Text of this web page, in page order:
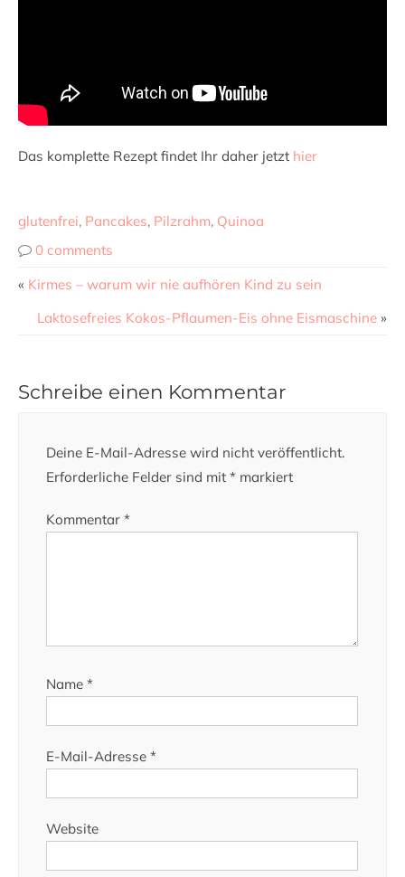
Das komplette Rezept findet Ihr daher jetzt hier
glutenfrei, Pancakes, Pilzrahm, Quinoa
0 comments
« Kirmes – warum wir nie aufhören Kind zu sein
Laktosefreies Kokos-Pflaumen-Eis ohne Eismaschine »
Schreibe einen Kommentar
Deine E-Mail-Adresse wird nicht veröffentlicht.
Erforderliche Felder sind mit * markiert
Kommentar *
Name *
E-Mail-Adresse *
Website